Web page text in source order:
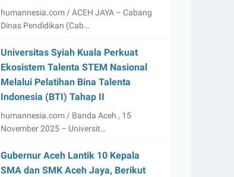
humannesia.com / ACEH JAYA – Cabang
Dinas Pendidikan (Cab…
Universitas Syiah Kuala Perkuat
Ekosistem Talenta STEM Nasional
Melalui Pelatihan Bina Talenta
Indonesia (BTI) Tahap II
humannesia.com / Banda Aceh , 15
November 2025 – Universit…
Gubernur Aceh Lantik 10 Kepala
SMA dan SMK Aceh Jaya, Berikut